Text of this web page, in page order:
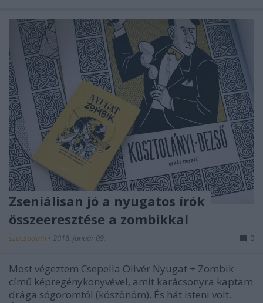
Zseniálisan jó a nyugatos írók
összeeresztése a zombikkal
szucsadam • 2018. január 09. 0
Most végeztem Csepella Olivér Nyugat + Zombik
című képregénykönyvével, amit karácsonyra kaptam
drága sógoromtól (köszönöm). És hát isteni volt.